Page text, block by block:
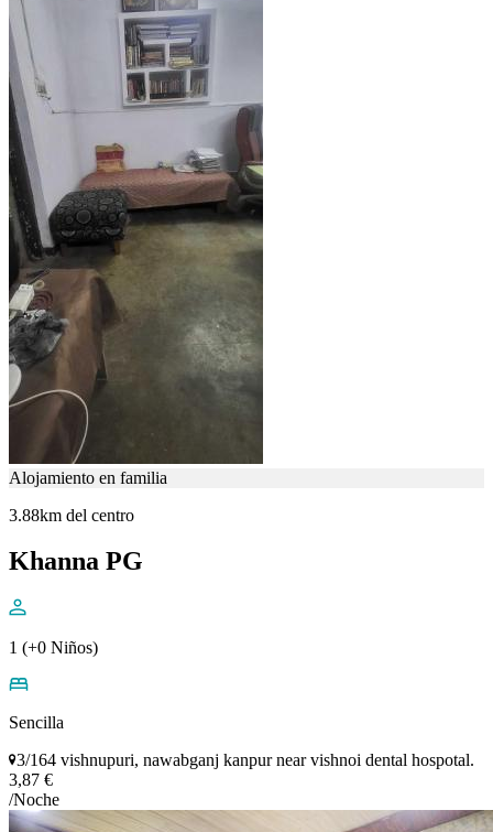
Alojamiento en familia
3.88km del centro
Khanna PG
1 (+0 Niños)
Sencilla
3/164 vishnupuri, nawabganj kanpur near vishnoi dental hospotal.
3,87 €
/Noche